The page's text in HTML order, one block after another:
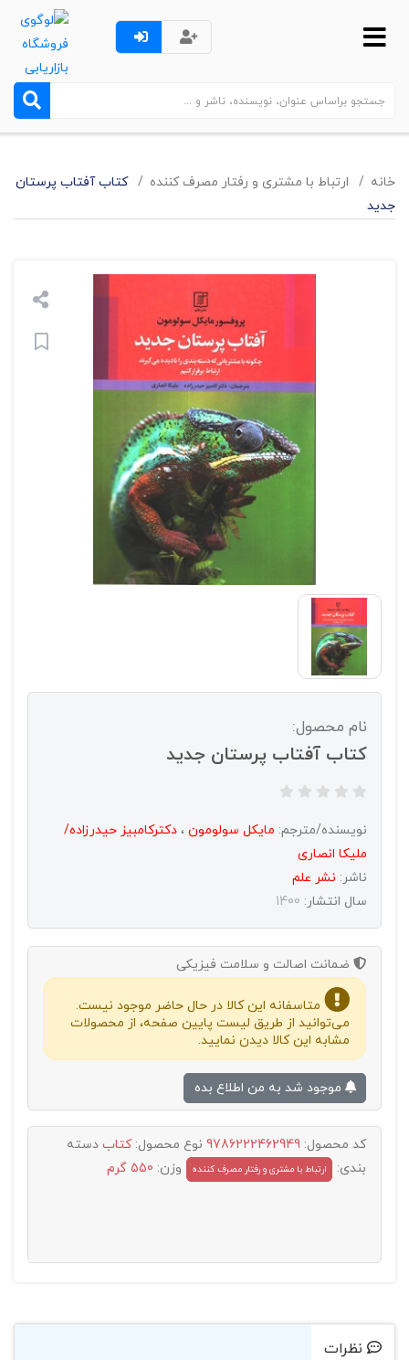
خانه ارتباط با مشتری و رفتار مصرف کننده
کتاب آفتاب پرستان
جدید
نام محصول:
کتاب آفتاب پرستان جدید
نویسنده/مترجم: مایکل سولومون ، دکترکامبیز حیدرزاده/
ملیکا انصاری
ناشر: نشر علم
سال انتشار: 1400
ضمانت اصالت و سلامت فیزیکی
متاسفانه این کالا در حال حاضر موجود نیست.
می‌توانید از طریق لیست پایین صفحه، از محصولات
مشابه این کالا دیدن نمایید.
کد محصول: 9786222462949 نوع محصول:کتاب دسته
بندی:
ارتباط با مشتری و رفتار مصرف کننده وزن: 550 گرم
نظرات